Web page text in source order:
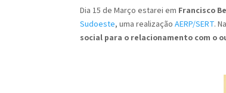
Dia 15 de Março estarei em Francisco
Sudoeste, uma realizaçãoAERP/SERT.
social para o relacionamento com o